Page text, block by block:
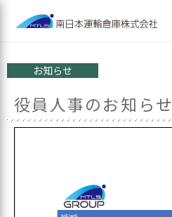
お知らせ
役員人事のお知らせ